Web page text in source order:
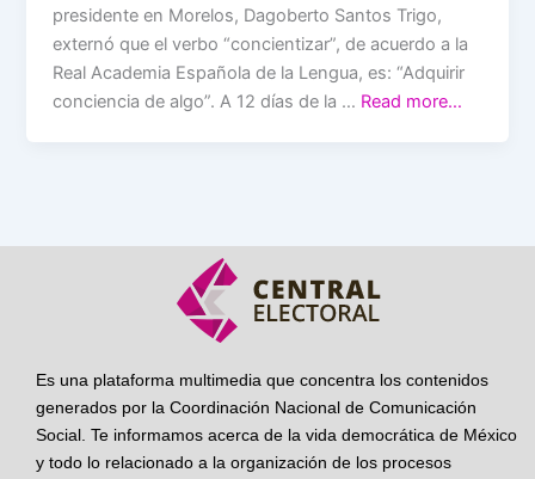
presidente en Morelos, Dagoberto Santos Trigo,
externó que el verbo “concientizar”, de acuerdo a la
Real Academia Española de la Lengua, es: “Adquirir
conciencia de algo”. A 12 días de la … Read more…
Es una plataforma multimedia que concentra los contenidos
generados por la Coordinación Nacional de Comunicación
Social. Te informamos acerca de la vida democrática de México
y todo lo relacionado a la organización de los procesos